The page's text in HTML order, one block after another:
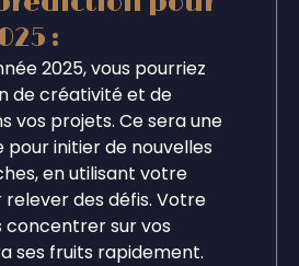
:
2025, vous pourriez
de créativité et de
vos projets. Ce sera une
initier de nouvelles
en utilisant votre
des défis. Votre
concentrer sur vos
ses fruits rapidement.